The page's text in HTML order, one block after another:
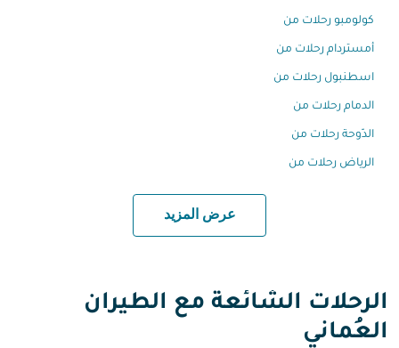
كولومبو رحلات من
أمستردام رحلات من
اسطنبول رحلات من
الدمام رحلات من
الدّوحة رحلات من
الرياض رحلات من
عرض المزيد
الرحلات الشائعة مع الطيران
العُماني